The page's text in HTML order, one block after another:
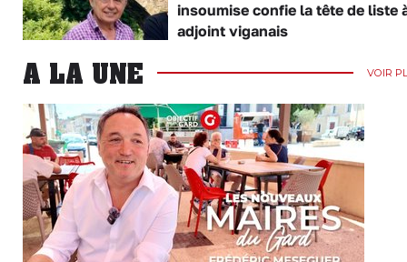
insoumise confie la tête de liste
adjoint viganais
A LA UNE VOIR